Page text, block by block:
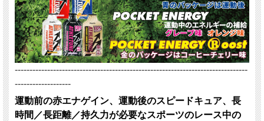
-------------------------------------------------------------------------------
-------------------
運動前の赤エナゲイン、運動後のスピードキュア、長
時間／長距離／持久力が必要なスポーツのレース中の